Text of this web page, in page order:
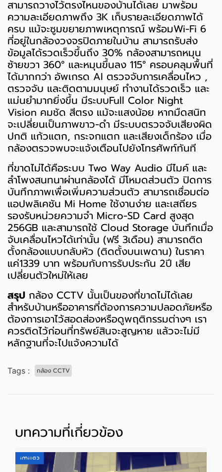
สามารถวางไว้ตรงไหนของบ้านได้เลย มาพร้อม
ความละเอียดภาพถึง 3K เก็บรายละเอียดภาพได้
ครบ แม้จะซูมขยายภาพเหตุการณ์ พร้อมWi-Fi 6
ที่อยู่ในกล้องวงจรปิดภายในบ้าน สามารถรับส่ง
ข้อมูลได้รวดเร็วขึ้นถึง 30% กล้องสามารถหมุน
ซ้ายขวา 360° และหมุนขึ้นลง 115° ครอบคลุมพื้นที่
ได้มากกว่า อัพเกรด AI ตรวจจับการเคลื่อนไหว ,
ตรวจจับ และติดตามมนุษย์ ทำงานได้รวดเร็ว และ
แม่นยำมากยิ่งขึ้น มีระบบFull Color Night
Vision คมชัด สีตรง แม้จะแสงน้อย หากมืดสนิท
จะเปลี่ยนเป็นภาพขาว-ดำ มีระบบตรวจจับเสียงผิด
ปกติ แก้วแตก, กระจกแตก และเสียงเด็กร้อง เมื่อ
กล้องตรวจพบจะแจ้งเตือนไปยังโทรศัพท์ทันที
ที่ขาดไม่ได้คือระบบ Two Way Audio มีไมค์ และ
ลำโพงสนทนาผ่านกล้องได้ มีโหมดส่วนตัว ปิดการ
บันทึกภาพเพื่อเพิ่มความส่วนตัว สามารถเชื่อมต่อ
แอปพลิเคชัน Mi Home ใช้งานง่าย และเสถียร
รองรับหน่วยความจำ Micro-SD Card สูงสุด
256GB และสามารถใช้ Cloud Storage บันทึกเมื่อ
จับเคลื่อนไหวได้เท่านั้น (ฟรี 3เดือน) สามารถติด
ตั้งกล้องแบบกลับหัว (ติดตั้งบนเพดาน) ในราคา
แค่1339 บาท พร้อมกับการรับประกัน 2ปี เสีย
เปลี่ยนตัวใหม่ให้เลย
สรุป กล้อง CCTV นั้นเป็นของที่ขาดไม่ได้เลย
สำหรับบ้านหรืออาคารที่ต้องการความปลอดภัยหรือ
ต้องการเอาไว้สอดส่องหรือดูพฤติกรรมต่างๆ เรา
ควรติดไว้ก่อนที่ทรัพย์สินจะสูญหาย แล้วจะไม่มี
หลักฐานที่จะไปแจ้งความได้
Tags : กล้อง CCTV
บทความที่เกี่ยวข้อง